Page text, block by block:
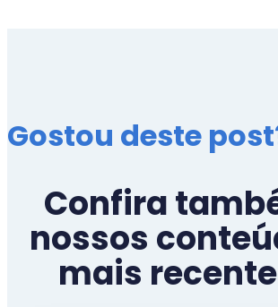
Gostou deste
Confira
nossos
mais